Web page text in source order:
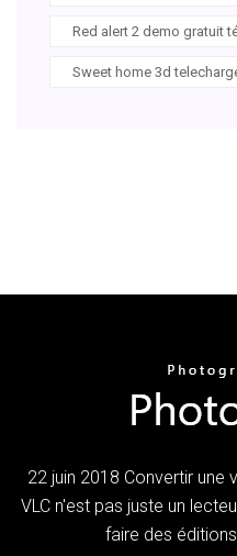
Red alert 2 demo gratuit
Sweet home 3d
22 juin 2018 Convertir une
VLC n'est pas juste un
faire des